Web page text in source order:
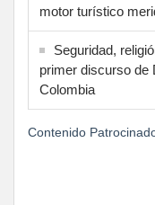
motor turístico
Seguridad,
primer discurso de
Colombia
Contenido